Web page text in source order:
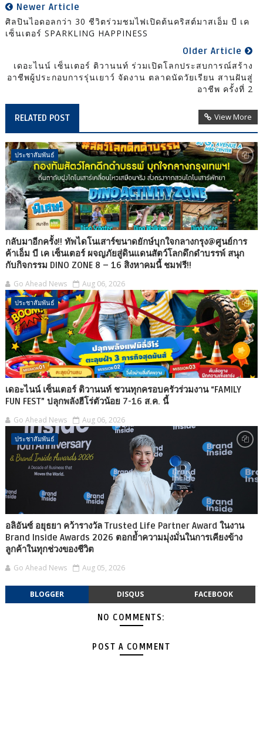
Newer Article
ศิลปินไอดอลกว่า 30 ชีวิตร่วมชมไฟเปิดต้นคริสต์มาสเอ็ม บี เค
เซ็นเตอร์ SPARKLING HAPPINESS
Older Article
เดอะไนน์ เซ็นเตอร์ ติวานนท์ ร่วมเปิดโลกประสบการณ์สร้าง
อาชีพผู้ประกอบการรุ่นเยาว์ จัดงาน ตลาดนัดวัยเรียน สานฝันสู่
อาชีพ ครั้งที่ 2
RELATED POST View More
ประชาสัมพันธ์
กลับมาอีกครั้ง!! ทัพไดโนเสาร์ขนาดยักษ์บุกใจกลางกรุง@ศูนย์การ
ค้าเอ็ม บี เค เซ็นเตอร์ ผจญภัยสู่ดินแดนสัตว์โลกดึกดำบรรพ์ สนุก
กับกิจกรรม DINO ZONE 8 – 16 สิงหาคมนี้ ชมฟรี!!
Go Ahead News Aug 06, 2026
ประชาสัมพันธ์
เดอะไนน์ เซ็นเตอร์ ติวานนท์ ชวนทุกครอบครัวร่วมงาน “FAMILY
FUN FEST” ปลุกพลังฮีโร่ตัวน้อย 7-16 ส.ค. นี้
Go Ahead News Aug 06, 2026
ประชาสัมพันธ์
อลิอันซ์ อยุธยา คว้ารางวัล Trusted Life Partner Award ในงาน
Brand Inside Awards 2026 ตอกย้ำความมุ่งมั่นในการเคียงข้าง
ลูกค้าในทุกช่วงของชีวิต
Go Ahead News Aug 05, 2026
BLOGGER DISQUS FACEBOOK
NO COMMENTS:
POST A COMMENT